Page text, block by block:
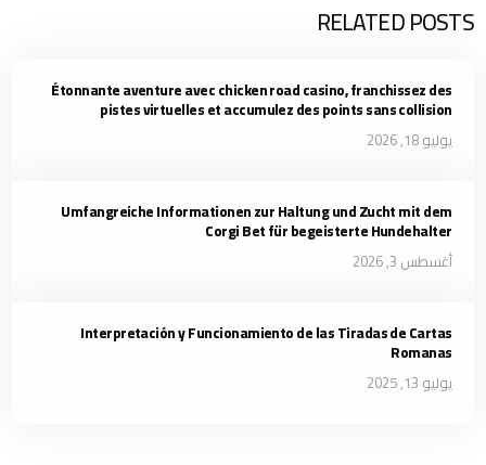
RELATED POSTS
Étonnante aventure avec chicken road casino, franchissez des
pistes virtuelles et accumulez des points sans collision
يوليو 18, 2026
Umfangreiche Informationen zur Haltung und Zucht mit dem
Corgi Bet für begeisterte Hundehalter
أغسطس 3, 2026
Interpretación y Funcionamiento de las Tiradas de Cartas
Romanas
يوليو 13, 2025